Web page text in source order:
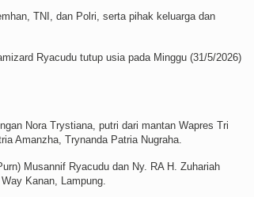
TNI, dan Polri, serta pihak keluarga dan
Ryacudu tutup usia pada Minggu (31/5/2026)
Nora Trystiana, putri dari mantan Wapres Tri
Amanzha, Trynanda Patria Nugraha.
Musannif Ryacudu dan Ny. RA H. Zuhariah
Kanan, Lampung.